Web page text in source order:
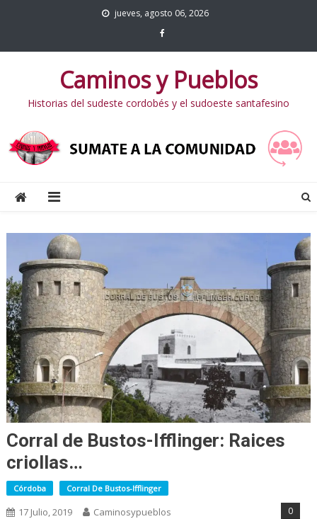
jueves, agosto 06, 2026
Caminos y Pueblos
Historias del sudeste cordobés y el sudoeste santafesino
Corral de Bustos-Ifflinger: Raices
criollas…
Córdoba Corral De Bustos-Ifflinger
17 Julio, 2019 Caminosypueblos 0